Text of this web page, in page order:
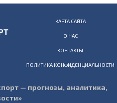
КАРТА САЙТА
О НАС
КОНТАКТЫ
ПОЛИТИКА КОНФИДЕНЦИАЛЬНОСТИ
— прогнозы, аналитика,